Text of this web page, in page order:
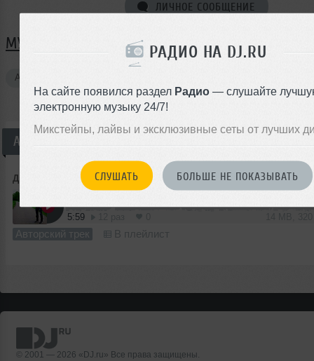
РАДИО НА DJ.RU
На сайте появился раздел Радио — слушайте
электронную музыку 24/7!
Микстейпы, лайвы и эксклюзивные сеты от лучших
СЛУШАТЬ БОЛЬШЕ НЕ ПОКАЗЫВАТЬ
ЛИЧНОЕ СООБЩЕНИЕ
МУЗЫКА ДМИТРИЙ ЛЕБЕДЬКОВ
Авторские треки
Авторский трек
Дмитрий Лебедьков ➝Overkilla – Apollo 17 (Original mix)
5:59
Авторский трек В плейлист
© 2001 — 2026 «DJ.ru» Все права защищены.